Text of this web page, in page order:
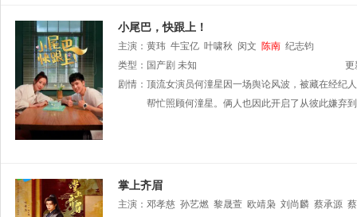
小尾巴，快跟上！
主演： 黄玮 牛宝亿 叶啸秋 闵文 陈南 纪志钧
类型： 国产剧 未知
更
剧情： 顶流女演员何潼星因一场舆论风波，被藏在经纪
帮忙照顾何潼星。俩人也因此开启了从彼此嫌弃
掌上齐眉
主演： 邓孝慈 孙艺燃 黎晟萱 欧靖枭 刘尚麟 蔡承源